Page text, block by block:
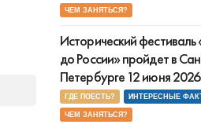
ЧЕМ ЗАНЯТЬСЯ?
Исторический фестиваль
до России» пройдет в
Петербурге 12 июня 2026
ГДЕ ПОЕСТЬ? ИНТЕРЕСНЫЕ
ЧЕМ ЗАНЯТЬСЯ?